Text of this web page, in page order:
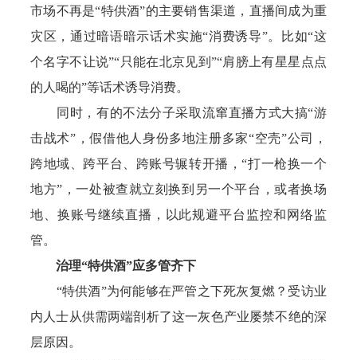
市场不再是“特供酒”的主要销售渠道，直播间成为重
灾区，通过暗语暗示话术实施“消费诱导”。比如“这
个名字不让说”“只能在北京见到”“肩膀上有星星点点
的人喝的”等话术诱导消费。
同时，有的不法分子采取流窜直播方式大搞“游
击战术”，假借他人身份多地注册多家“空壳”公司，
跨地域、跨平台、跨账号辗转开播，“打一枪换一个
地方”，一处被查就立刻换到另一个平台，或者换场
地、换账号继续直播，以此规避平台监控和网络监
管。
治理“特供酒”应多管齐下
“特供酒”为何能够在严管之下死灰复燃？受访业
内人士从供需两端剖析了这一灰色产业屡禁不绝的深
层原因。